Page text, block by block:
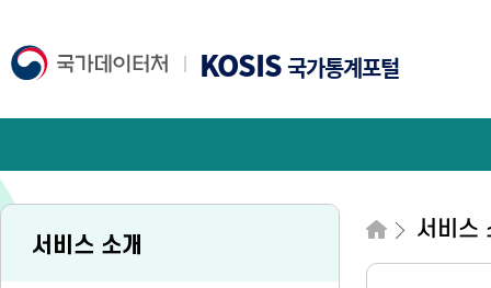
KOSIS국가통계포털
서비스 소개
서비스